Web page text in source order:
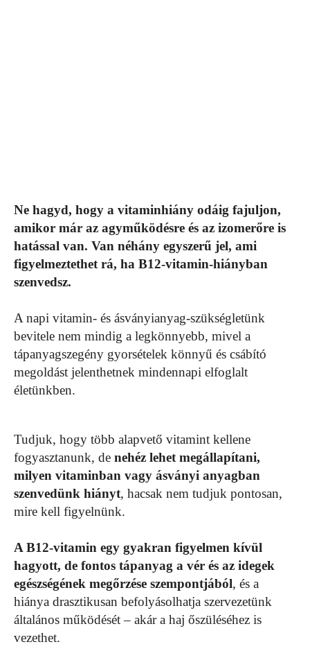
Ne hagyd, hogy a vitaminhiány odáig fajuljon,
amikor már az agyműködésre és az izomerőre is
hatással van. Van néhány egyszerű jel, ami
figyelmeztethet rá, ha B12-vitamin-hiányban
szenvedsz.
A napi vitamin- és ásványianyag-szükségletünk
bevitele nem mindig a legkönnyebb, mivel a
tápanyagszegény gyorsételek könnyű és csábító
megoldást jelenthetnek mindennapi elfoglalt
életünkben.
Tudjuk, hogy több alapvető vitamint kellene
fogyasztanunk, de nehéz lehet megállapítani,
milyen vitaminban vagy ásványi anyagban
szenvedünk hiányt, hacsak nem tudjuk pontosan,
mire kell figyelnünk.
A B12-vitamin egy gyakran figyelmen kívül
hagyott, de fontos tápanyag a vér és az idegek
egészségének megőrzése szempontjából, és a
hiánya drasztikusan befolyásolhatja szervezetünk
általános működését – akár a haj őszüléséhez is
vezethet.